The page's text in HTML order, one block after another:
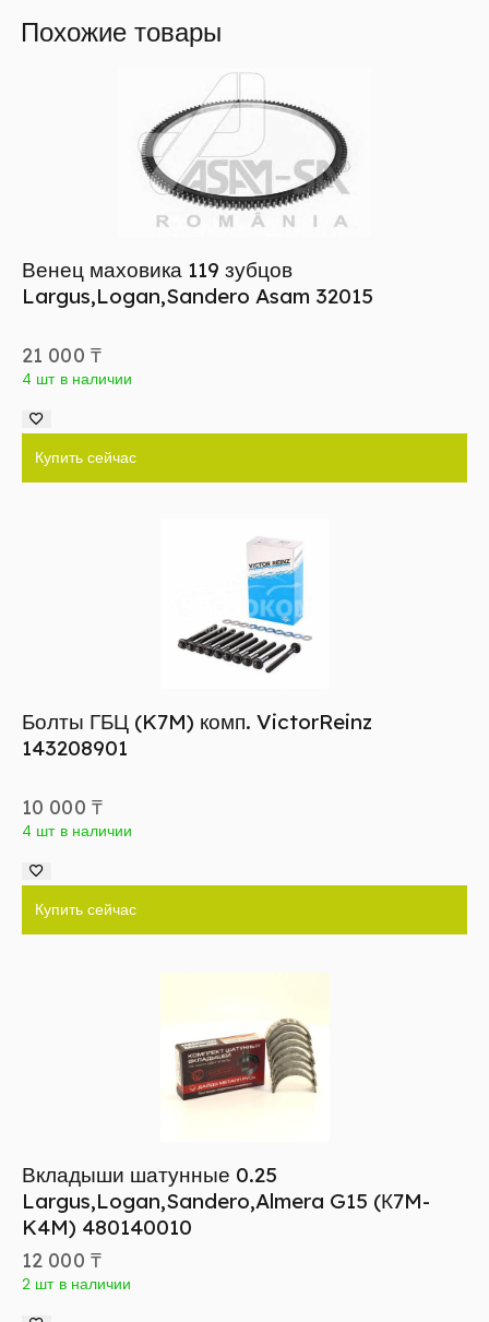
Похожие товары
Венец маховика 119 зубцов
Largus,Logan,Sandero Asam 32015
21 000 ₸
4 шт в наличии
Купить сейчас
Болты ГБЦ (K7M) комп. VictorReinz
143208901
10 000 ₸
4 шт в наличии
Купить сейчас
Вкладыши шатунные 0.25
Largus,Logan,Sandero,Almera G15 (К7M-
K4M) 480140010
12 000 ₸
2 шт в наличии